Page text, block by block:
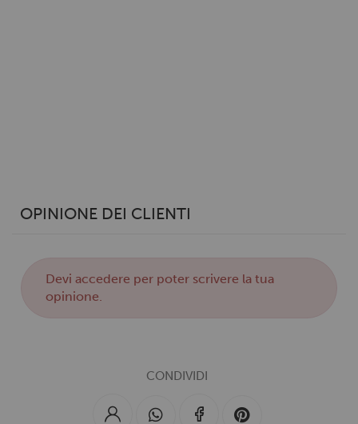
OPINIONE DEI CLIENTI
Deviaccedere per poter scrivere la tua
opinione.
CONDIVIDI